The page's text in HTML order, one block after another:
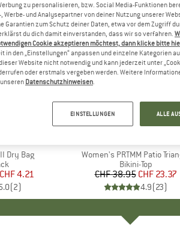
Dry Bag
Preis
CHF 4.21
(2)
Artikel
Women's PRTMM Patio
Produktgruppe
Bikini-Top
Preis
CHF 38.95reduzierter
CHF 23.37
4.9(23)
zu personalisieren, bzw. Social Media-Funktionen
, Werbe- und Analysepartner von deiner Nutzung unserer
Garantien zum Schutz deiner Daten, etwa vor dem Zugriff
du dich damit einverstanden, dass wir so verfahren.
Cookie akzeptieren möchtest, dann klicke bitte
in den „Einstellungen“ anpassen und einzelne Kategorien
Website nicht notwendig und kann jederzeit unter
oder erstmals vergeben werden. Weitere
Datenschutzhinweisen.
EINSTELLUNGEN ALLE